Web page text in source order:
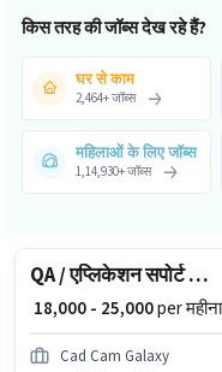
किस तरह की जॉब्स देख रहे हैं?
घर से काम
2,464+जॉब्स
महिलाओं के लिए जॉब्स
1,14,930+जॉब्स
QA / एप्लिकेशन सपोर्ट इंजीनियर
₹ 18,000 - 25,000per महीना
Cad Cam Galaxy